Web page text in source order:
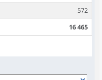
572
16 465